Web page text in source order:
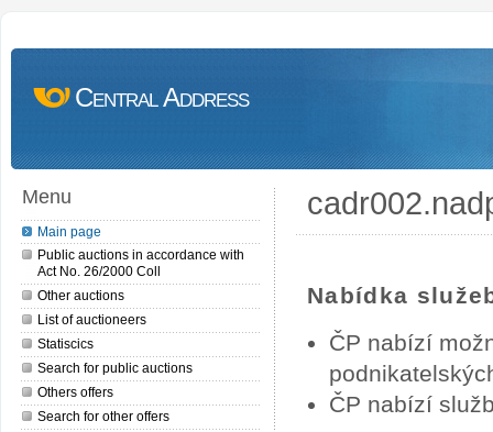
Central Address
Menu
Main page
Public auctions in accordance with
Act No. 26/2000 Coll
Other auctions
List of auctioneers
Statiscics
Search for public auctions
Others offers
Search for other offers
Nabídka
ČP nabízí
ČP nabízí